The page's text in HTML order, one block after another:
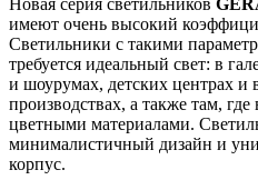
имеют очень высокий
Светильники с такими
требуется идеальный свет: в
и шоурумах, детских центрах и
производствах, а также там,
цветными материалами.
минималистичный дизайн и
корпус.